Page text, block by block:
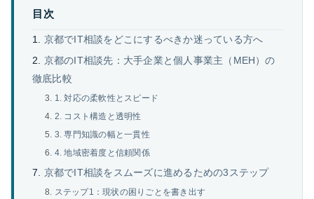
目次
京都でIT相談をどこにするべきか迷っている方へ
京都のIT相談先：大手企業と個人事業主（MEH）の
徹底比較
1. 対応の柔軟性とスピード
2. コスト構造と透明性
3. 専門知識の幅と一貫性
4. 地域密着度と信頼関係
京都でIT相談をスムーズに進めるための3ステップ
ステップ1：現状の困りごとを書き出す